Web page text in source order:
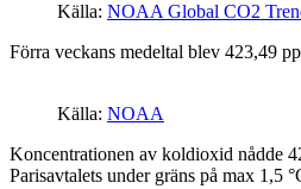
Källa: NOAA Global CO2
Förra veckans medeltal blev 423,49
Källa: NOAA
Koncentrationen av koldioxid nådde
Parisavtalets under gräns på max 1,5